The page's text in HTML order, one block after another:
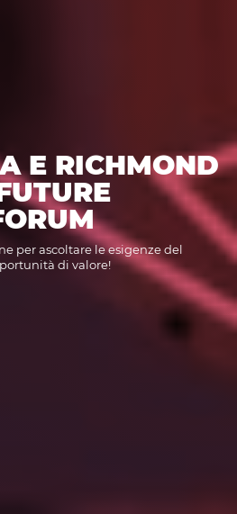
E RICHMOND
per ascoltare le esigenze del
di valore!